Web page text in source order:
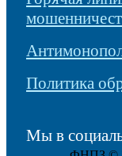
Политика
Мы в